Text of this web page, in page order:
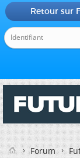
Retour sur
Forum